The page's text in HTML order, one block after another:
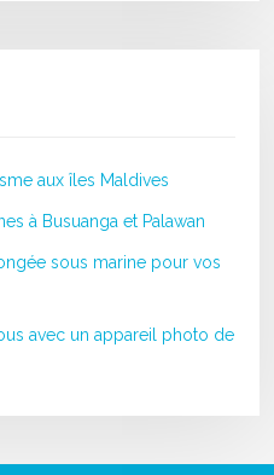
aux îles Maldives
à Busuanga et Palawan
sous marine pour vos
avec un appareil photo de